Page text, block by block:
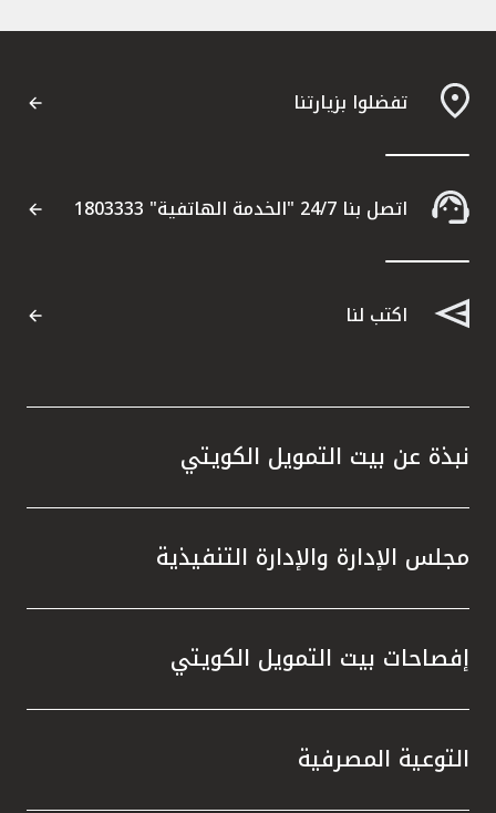
تفضلوا بزيارتنا
اتصل بنا 24/7 "الخدمة الهاتفية" 1803333
اكتب لنا
نبذة عن بيت التمويل الكويتي
مجلس الإدارة والإدارة التنفيذية
إفصاحات بيت التمويل الكويتي
التوعية المصرفية